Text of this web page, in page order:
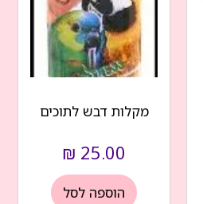
מקלות דבש לתוכים
₪ 25.00
הוספה לסל